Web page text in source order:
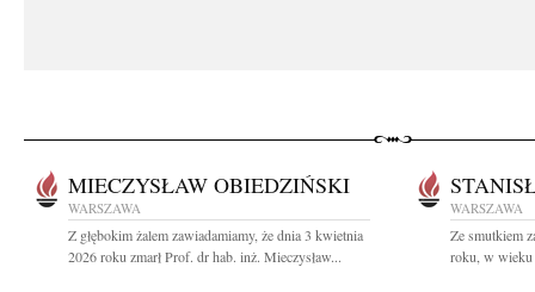
MIECZYSŁAW OBIEDZIŃSKI
WARSZAWA
Z głębokim żalem zawiadamiamy, że dnia 3 kwietnia
2026 roku zmarł Prof. dr hab. inż. Mieczysław...
WARSZAWA
Ze smutkiem
roku, w wieku